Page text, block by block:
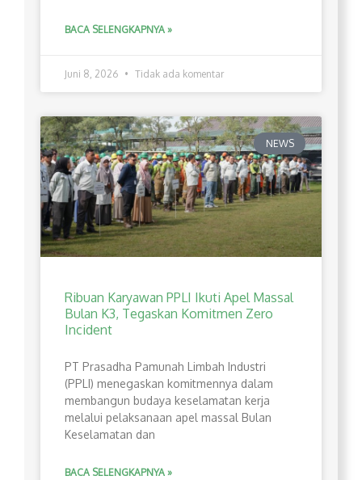
BACA SELENGKAPNYA »
Juni 8, 2026 Tidak ada komentar
NEWS
Ribuan Karyawan PPLI Ikuti Apel Massal
Bulan K3, Tegaskan Komitmen Zero
Incident
PT Prasadha Pamunah Limbah Industri
(PPLI) menegaskan komitmennya dalam
membangun budaya keselamatan kerja
melalui pelaksanaan apel massal Bulan
Keselamatan dan
BACA SELENGKAPNYA »